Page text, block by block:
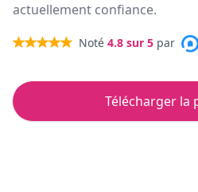
actuellement confiance.
Noté 4.8 sur 5 par
Télécharger la